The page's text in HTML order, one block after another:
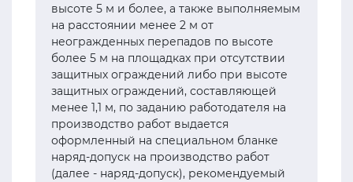
высоте 5 м и более, а также выполняемым
на расстоянии менее 2 м от
неогражденных перепадов по высоте
более 5 м на площадках при отсутствии
защитных ограждений либо при высоте
защитных ограждений, составляющей
менее 1,1 м, по заданию работодателя на
производство работ выдается
оформленный на специальном бланке
наряд-допуск на производство работ
(далее - наряд-допуск), рекомендуемый